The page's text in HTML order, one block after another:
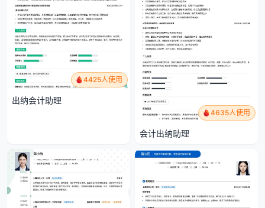
4425人使用
出纳会计助理
4635人使用
会计出纳助理